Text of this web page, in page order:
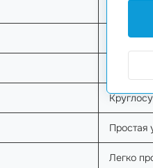
Легко
Простая
Легко